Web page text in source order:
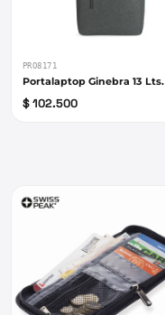
PRO8171
Portalaptop Ginebra 13 Lts.
$ 102.500